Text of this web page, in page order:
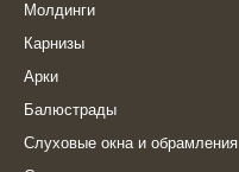
Молдинги
Карнизы
Арки
Балюстрады
Слуховые окна и обрамления